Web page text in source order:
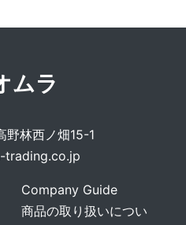
ムラ
野林西ノ畑15-1
trading.co.jp
Company Guide
商品の取り扱いについ